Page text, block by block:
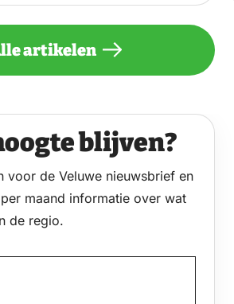
artikelen
blijven?
voor de Veluwe nieuwsbrief en
maand informatie over wat
de regio.